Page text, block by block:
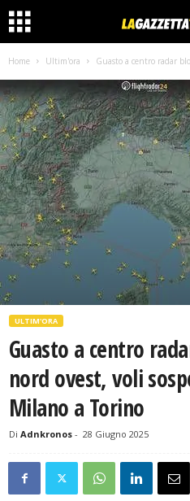
Home Ultim'ora Guasto a centro radar
ULTIM'ORA
Guasto a centro
nord ovest, voli
Milano a Torino
Di Adnkronos - 28 Giugno 2025